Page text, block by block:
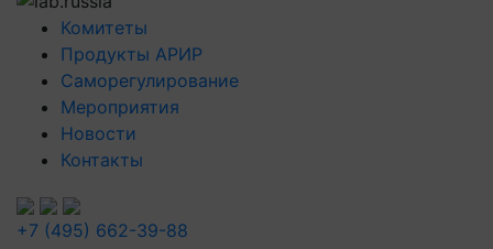
Комитеты
Продукты АРИР
Саморегулирование
Мероприятия
Новости
Контакты
+7 (495) 662-39-88